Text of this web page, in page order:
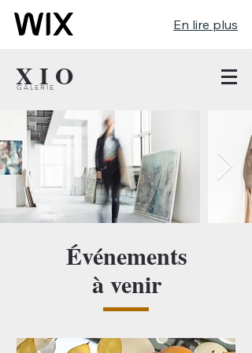
En lire plus